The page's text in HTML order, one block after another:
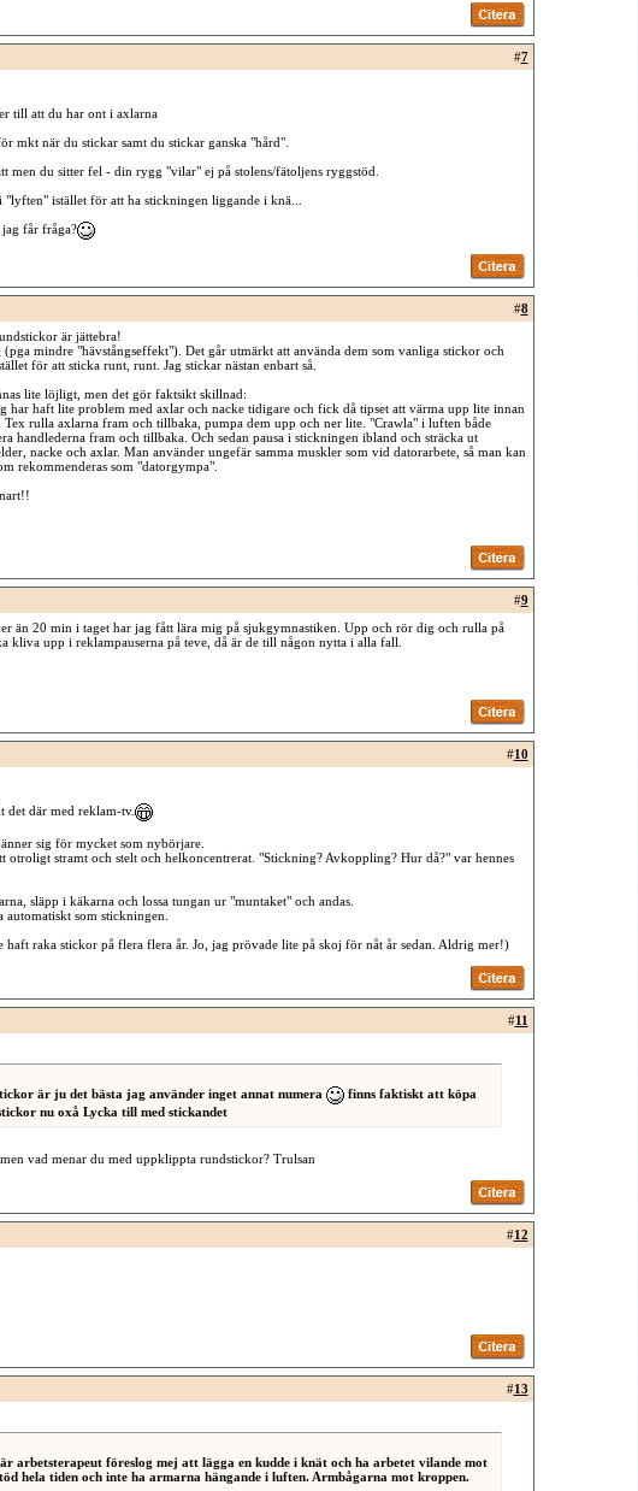
#7
till att du har ont i axlarna
mkt när du stickar samt du stickar ganska "hård".
men du sitter fel - din rygg "vilar" ej på stolens/fätoljens ryggstöd.
istället för att ha stickningen liggande i knä...
får fråga?
#8
är jättebra!
mindre "hävstångseffekt"). Det går utmärkt att använda dem som vanliga stickor och
för att sticka runt, runt. Jag stickar nästan enbart så.
lite löjligt, men det gör faktsikt skillnad:
har haft lite problem med axlar och nacke tidigare och fick då tipset att värma upp lite innan
Tex rulla axlarna fram och tillbaka, pumpa dem upp och ner lite. "Crawla" i luften både
handlederna fram och tillbaka. Och sedan pausa i stickningen ibland och sträcka ut
nacke och axlar. Man använder ungefär samma muskler som vid datorarbete, så man kan
rekommenderas som "datorgympa".
#9
än 20 min i taget har jag fått lära mig på sjukgymnastiken. Upp och rör dig och rulla på
kliva upp i reklampauserna på teve, då är de till någon nytta i alla fall.
#10
det där med reklam-tv.
sig för mycket som nybörjare.
otroligt stramt och stelt och helkoncentrerat. "Stickning? Avkoppling? Hur då?" var hennes
släpp i käkarna och lossa tungan ur "muntaket" och andas.
som stickningen.
raka stickor på flera flera år. Jo, jag prövade lite på skoj för nåt år sedan. Aldrig mer!)
#11
är ju det bästa jag använder inget annat numera
finns faktiskt att köpa
nu oxå Lycka till med stickandet
vad menar du med uppklippta rundstickor? Trulsan
#12
#13
arbetsterapeut föreslog mej att lägga en kudde i knät och ha arbetet vilande mot
hela tiden och inte ha armarna hängande i luften. Armbågarna mot kroppen.